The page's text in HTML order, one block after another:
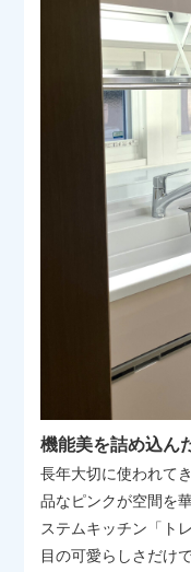
機能美を詰め込ん
長年大切に使われて
品なピンクが空間を
ステムキッチン「ト
目の可愛らしさだけ